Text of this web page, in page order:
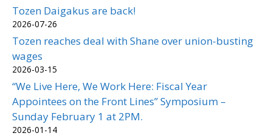
Tozen Daigakus are back!
2026-07-26
Tozen reaches deal with Shane over union-busting
wages
2026-03-15
“We Live Here, We Work Here: Fiscal Year
Appointees on the Front Lines” Symposium –
Sunday February 1 at 2PM.
2026-01-14